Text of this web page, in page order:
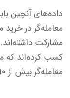
معامله‌گر در
معامله‌گر بیش از ۱۰ میلیون دلار سود شناسایی کرده است.